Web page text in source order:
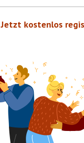
Jetzt kostenlos